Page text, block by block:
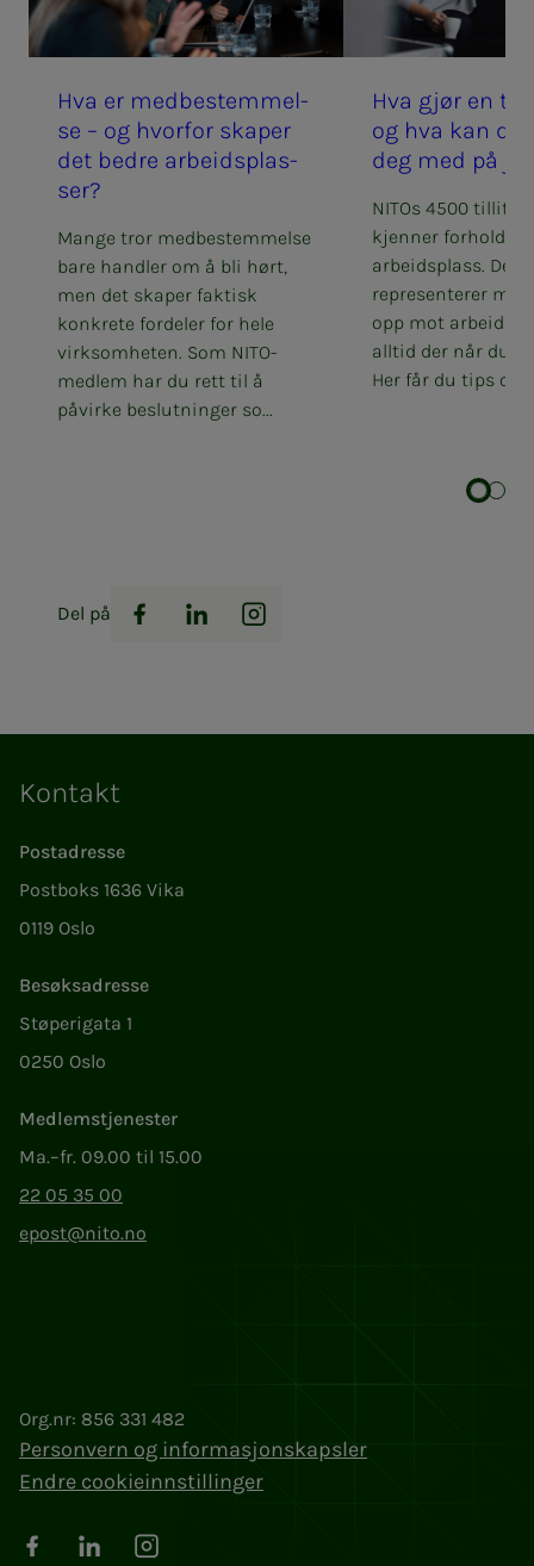
Hva er med­­­­­be­stem­­­mel­­­
se – og hvor­­­­­for ska­­­per
det bed­­­re ar­­­beids­­­plas­­­
ser?
Mange tror medbestemmelse
bare handler om å bli hørt,
men det skaper faktisk
konkrete fordeler for hele
virksomheten. Som NITO-
medlem har du rett til å
påvirke beslutninger so...
Hva gjør en
og hva kan de
deg med på
NITOs 4500
kjenner
arbeidsplass. De
representerer
opp mot
alltid der når du
Her får du tips om
Del på
Facebook
LinkedInInstagram
Kontakt
Postadresse
Postboks 1636 Vika
0119 Oslo
Besøksadresse
Støperigata 1
0250 Oslo
Medlemstjenester
Ma.–fr. 09.00 til 15.00
22 05 35 00
epost@nito.no
Org.nr: 856 331 482
Personvern og informasjonskapsler
Endre cookieinnstillinger